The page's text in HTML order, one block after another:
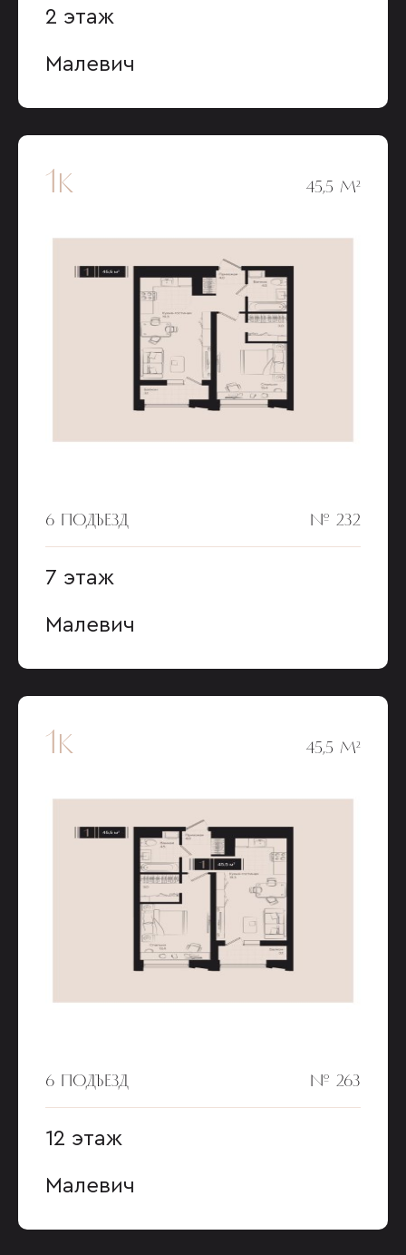
2 этаж
Малевич
1к 45,5 М²
6 ПОДЪЕЗД № 232
7 этаж
Малевич
1к 45,5 М²
6 ПОДЪЕЗД № 263
12 этаж
Малевич